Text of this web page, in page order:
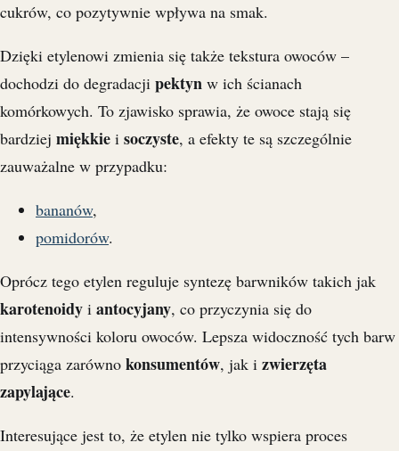
cukrów, co pozytywnie wpływa na smak.
Dzięki etylenowi zmienia się także tekstura owoców –
dochodzi do degradacji pektyn w ich ścianach
komórkowych. To zjawisko sprawia, że owoce stają się
bardziej miękkie i soczyste, a efekty te są szczególnie
zauważalne w przypadku:
bananów,
pomidorów.
Oprócz tego etylen reguluje syntezę barwników takich jak
karotenoidy i antocyjany, co przyczynia się do
intensywności koloru owoców. Lepsza widoczność tych barw
przyciąga zarówno konsumentów, jak i zwierzęta
zapylające.
Interesujące jest to, że etylen nie tylko wspiera proces